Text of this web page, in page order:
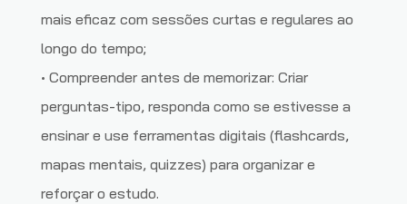
mais eficaz com sessões curtas e regulares ao
longo do tempo;
• Compreender antes de memorizar: Criar
perguntas-tipo, responda como se estivesse a
ensinar e use ferramentas digitais (flashcards,
mapas mentais, quizzes) para organizar e
reforçar o estudo.